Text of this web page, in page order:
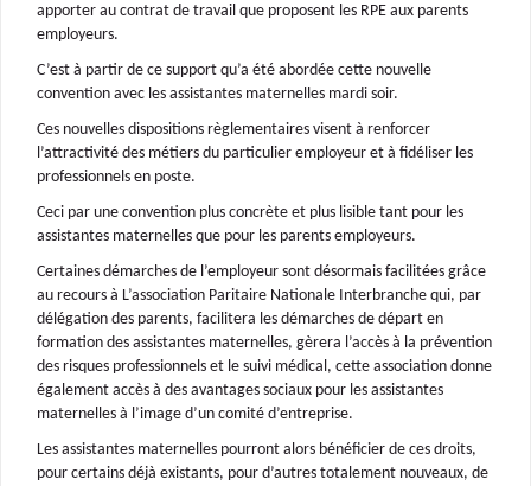
apporter au contrat de travail que proposent les RPE aux parents
employeurs.
C’est à partir de ce support qu’a été abordée cette nouvelle
convention avec les assistantes maternelles mardi soir.
Ces nouvelles dispositions règlementaires visent à renforcer
l’attractivité des métiers du particulier employeur et à fidéliser les
professionnels en poste.
Ceci par une convention plus concrète et plus lisible tant pour les
assistantes maternelles que pour les parents employeurs.
Certaines démarches de l’employeur sont désormais facilitées grâce
au recours à L’association Paritaire Nationale Interbranche qui, par
délégation des parents, facilitera les démarches de départ en
formation des assistantes maternelles, gèrera l’accès à la prévention
des risques professionnels et le suivi médical, cette association donne
également accès à des avantages sociaux pour les assistantes
maternelles à l’image d’un comité d’entreprise.
Les assistantes maternelles pourront alors bénéficier de ces droits,
pour certains déjà existants, pour d’autres totalement nouveaux, de